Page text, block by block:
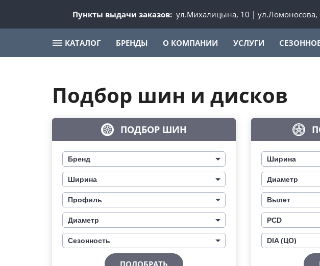
Пункты выдачи заказов: ул.Михалицына, 10 ул.Ломоносова,
КАТАЛОГ БРЕНДЫ О КОМПАНИИ УСЛУГИ
Подбор шин и дисков
ПОДБОР ШИН
Бренд
Ширина
Профиль
Диаметр
Сезонность
ПОДОБРАТЬ
Ширина
Диаметр
Вылет
PCD
DIA (ЦО)